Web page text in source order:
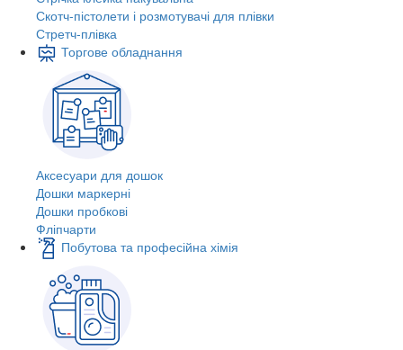
Скотч-пістолети і розмотувачі для плівки
Стретч-плівка
Торгове обладнання
Аксесуари для дошок
Дошки маркерні
Дошки пробкові
Фліпчарти
Побутова та професійна хімія